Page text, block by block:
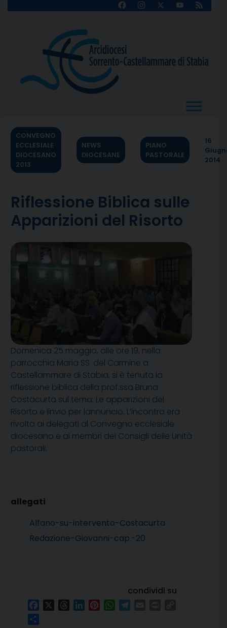
FacebookInstagram
X
YouTube
Feed
CONVEGNO
ECCLESIALE
DIOCESANO
2013
NEWS
DIOCESANE
PIANO
PASTORALE
16
2014
Riflessione Biblica sulle
Apparizioni del Risorto
Domenica 25 maggio, alle ore 19, nella
parrocchia Maria SS. del Carmine a
Castellammare di Stabia, si è tenuta la
riflessione biblica della prof.ssa Bruna
Costacurta sul tema: Le apparizioni del
Risorto e linvio per lannuncio. L’incontro era
rivolto ai delegati al Convegno ecclesiale
diocesano e ai membri dei Consigli delle Unità
pastorali.
Alfano-su-intervento-Costacurta
Redazione-Giovanni-cap.-20
condividi su
FacebookThreadsLinkedInPinterestWhatsApp